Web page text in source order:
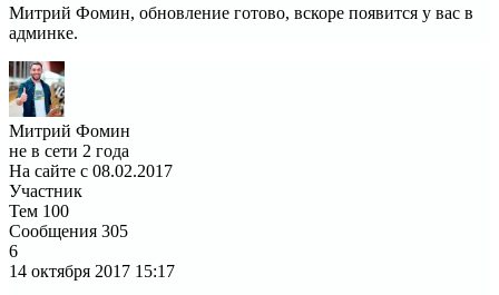
Митрий Фомин, обновление готово, вскоре появится у вас в
админке.
Митрий Фомин
не в сети 2 года
На сайте с 08.02.2017
Участник
Тем 100
Сообщения 305
6
14 октября 2017 15:17